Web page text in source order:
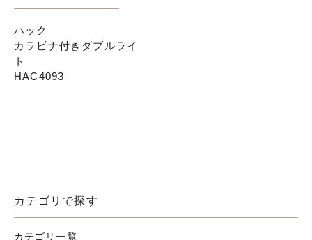
採用情報
ハック
カラビナ付きダブルライ
ト
HAC4093
カテゴリで探す
カテゴリ一覧